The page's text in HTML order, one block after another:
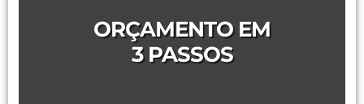
ORÇAMENTO EM
3 PASSOS